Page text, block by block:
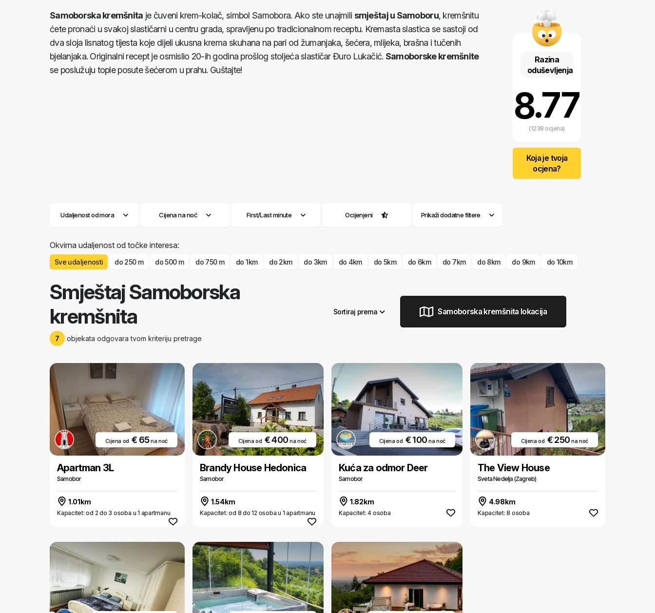
Samoborska kremšnita je čuveni krem-kolač, simbol Samobora. Ako ste unajmili smještaj u Samoboru, kremšnitu
ćete pronaći u svakoj slastičarni u centru grada, spravljenu po tradicionalnom receptu. Kremasta slastica se sastoji od
dva sloja lisnatog tijesta koje dijeli ukusna krema skuhana na pari od žumanjaka, šećera, mlijeka, brašna i tučenih
bjelanjaka. Originalni recept je osmislio 20-ih godina prošlog stoljeća slastičar Đuro Lukačić. Samoborske kremšnite
se poslužuju tople posute šećerom u prahu. Guštajte!
Razina
oduševljenja
8.77
(1238 ocjena)
Koja je tvoja
ocjena?
Udaljenost od mora Cijena na noć First/Last minute Ocijenjeni Prikaži dodatne filtere
Okvirna udaljenost od točke interesa:
Sve udaljenosti do 250 m do 500 m do 750 m do 1km do 2km do 3km do 4km do 5km do 6km do 7km do 8km do 9km do 10km
Smještaj Samoborska
kremšnita
7 objekata odgovara tvom kriteriju pretrage
Sortiraj prema Samoborska kremšnita lokacija
Cijena od € 65na noć
Apartman 3L
Samobor
1.01km
Kapacitet: od 2 do 3 osoba u 1 apartmanu
Cijena od € 400na noć
Brandy House Hedonica
Samobor
1.54km
Kapacitet: od 8 do 12 osoba u 1 apartmanu
Cijena od € 100na noć
Kuća za odmor Deer
Samobor
1.82km
Kapacitet: 4 osoba
Cijena od € 250na noć
The View House
Sveta Nedelja (Zagreb)
4.98km
Kapacitet: 8 osoba